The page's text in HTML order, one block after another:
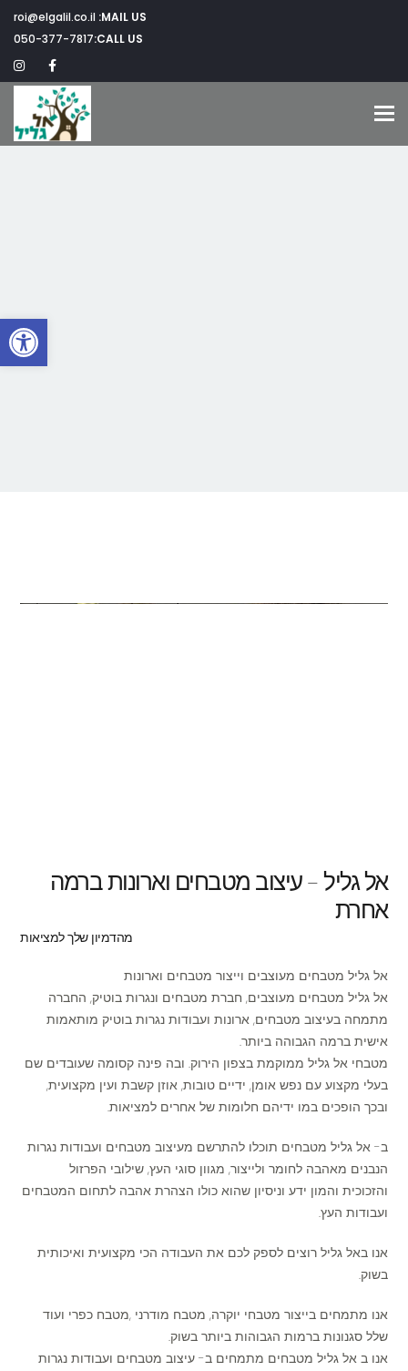
MAIL US:
CALL US:
050-377-7817
Toggle navigation
אל גליל – עיצוב מטבחים וארונות ברמה
אחרת
מהדמיון שלך למציאות
אל גליל מטבחים מעוצבים וייצור מטבחים וארונות
אל גליל מטבחים מעוצבים, חברת מטבחים ונגרות בוטיק, החברה
מתמחה בעיצוב מטבחים, ארונות ועבודות נגרות בוטיק מותאמות
אישית ברמה הגבוהה ביותר.
מטבחי אל גליל ממוקמת בצפון הירוק. ובה פינה קסומה שעובדים שם
בעלי מקצוע עם נפש אומן, ידיים טובות, אוזן קשבת ועין מקצועית,
ובכך הופכים במו ידיהם חלומות של אחרים למציאות.
ב- אל גליל מטבחים תוכלו להתרשם מעיצוב מטבחים ועבודות נגרות
הנבנים מאהבה לחומר ולייצור, מגוון סוגי העץ, שילובי הפרזול
והזכוכית והמון ידע וניסיון שהוא כולו הצהרת אהבה לתחום המטבחים
ועבודות העץ.
אנו באל גליל רוצים לספק לכם את העבודה הכי מקצועית ואיכותית
בשוק.
אנו מתמחים בייצור מטבחי יוקרה, מטבח מודרני ,מטבח כפרי ועוד
שלל סגנונות ברמות הגבוהות ביותר בשוק.
אנו ב אל גליל מטבחים מתמחים ב- עיצוב מטבחים ועבודות נגרות